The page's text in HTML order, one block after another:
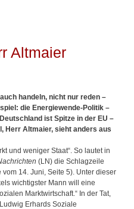
Altmaier
handeln, nicht nur reden –
die Energiewende-Politik –
ist Spitze in der EU –
Herr Altmaier, sieht anders aus
und weniger Staat“. So lautet in
(LN) die Schlagzeile
14. Juni, Seite 5). Unter dieser
wichtigster Mann will eine
Marktwirtschaft.“ In der Tat,
Erhards Soziale